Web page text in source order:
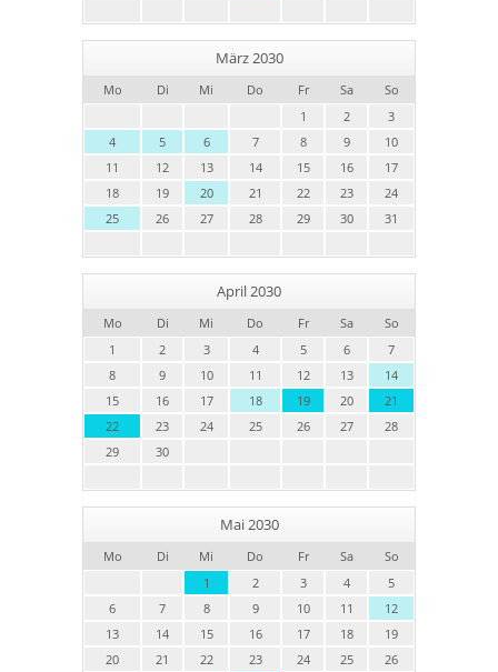
März 2030
Mo Di Mi Do Fr Sa
So
1
2
3
4
5 6 7 8 9
10
11
12 13 14 15 16
17
18
19 20 21 22 23
24
25
26 27 28 29 30 31
April 2030
Mo Di Mi Do Fr Sa
So
1
2 3 4 5 6
7
8
9 10 11 12 13
14
15
16 17 18 19 20
21
22
23 24 25 26 27
28
29
30
Mai 2030
Mo Di Mi Do Fr Sa
So
1
2 3 4
5
6
7 8 9 10 11
12
13
14 15 16 17 18
19
20
21 22 23 24 25
26